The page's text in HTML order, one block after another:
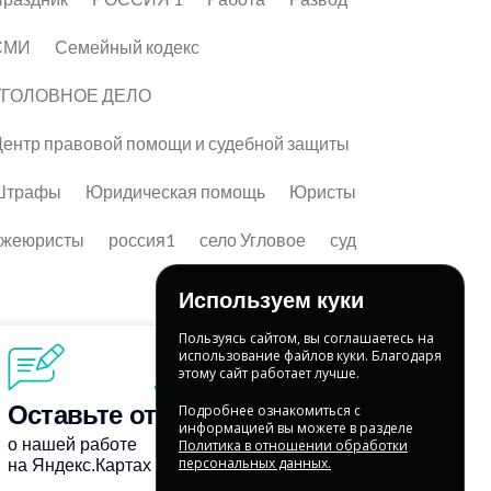
Семейный кодекс
ДЕЛО
правовой помощи и судебной защиты
Юридическая помощь Юристы
россия1 село Угловое суд
Используем куки
Пользуясь сайтом, вы соглашаетесь на
использование файлов куки. Благодаря
этому сайт работает лучше.
Подробнее ознакомиться с
информацией вы можете в разделе
Политика в отношении обработки
персональных данных.